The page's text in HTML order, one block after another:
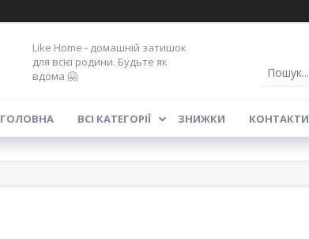
Like Home - домашній затишок
для всієї родини. Будьте як
вдома 🤗
ГОЛОВНА ВСІ КАТЕГОРІЇ ЗНИЖКИ КОНТАКТИ